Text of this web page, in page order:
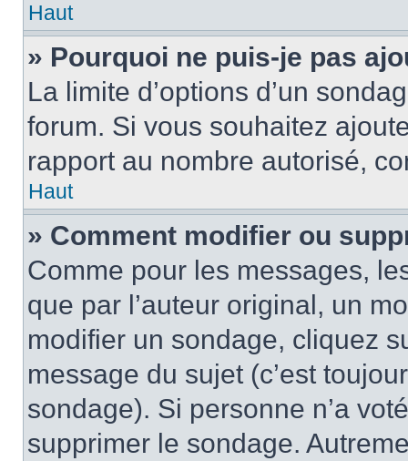
Haut
» Pourquoi ne puis-je pas
La limite d’options d’un
forum. Si vous souhaitez
rapport au nombre autorisé,
Haut
» Comment modifier ou
Comme pour les messages,
que par l’auteur original, un
modifier un sondage, cliquez
message du sujet (c’est
sondage). Si personne n’a
supprimer le sondage.